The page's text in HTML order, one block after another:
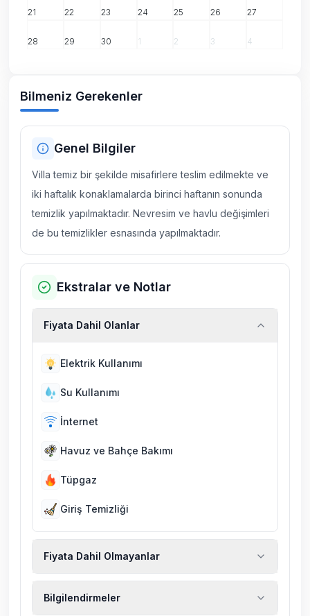
21 22 23 24 25 26 27
28 29 30 1 2 3 4
Bilmeniz Gerekenler
Genel Bilgiler
Villa temiz bir şekilde misafirlere teslim edilmekte ve
iki haftalık konaklamalarda birinci haftanın sonunda
temizlik yapılmaktadır. Nevresim ve havlu değişimleri
de bu temizlikler esnasında yapılmaktadır.
Ekstralar ve Notlar
Fiyata Dahil Olanlar
Elektrik Kullanımı
Su Kullanımı
İnternet
Havuz ve Bahçe Bakımı
Tüpgaz
Giriş Temizliği
Fiyata Dahil Olmayanlar
Bilgilendirmeler